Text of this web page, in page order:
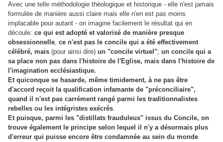
Avec une telle méthodologie théologique et historique - elle n'est jamais
formulée de manière aussi claire mais elle n'en est pas moins
implacable pour autant - on imagine facilement le résultat qui en
découle: ce qui est adopté et valorisé de manière presque
obsessionnelle, ce n'est pas le concile qui a été effectivement
célébré, mais (pour ainsi dire) un "concile virtuel"; un concile qui a
sa place non pas dans l'histoire de l'Eglise, mais dans l'histoire de
l'imagination ecclésiastique.
Et quiconque se hasarde, même timidement, à ne pas être
d'accord reçoit la qualification infamante de "préconciliaire",
quand il n'est pas carrément rangé parmi les traditionnalistes
rebelles ou les intégristes exécrés.
Et puisque, parmi les "distillats frauduleux" issus du Concile, on
trouve également le principe selon lequel il n'y a désormais plus
d'erreur qui puisse encore être condamnée au sein du monde